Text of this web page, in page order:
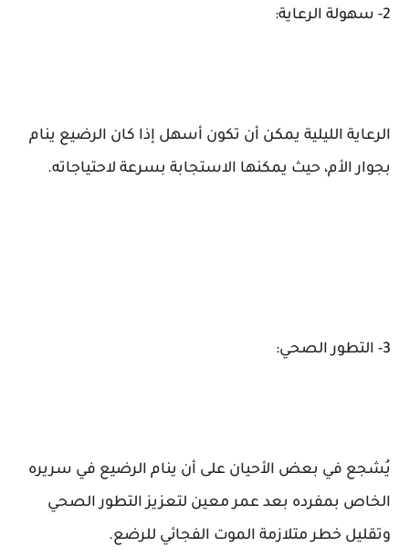
2- سهولة الرعاية:
الرعاية الليلية يمكن أن تكون أسهل إذا كان الرضيع ينام
بجوار الأم، حيث يمكنها الاستجابة بسرعة لاحتياجاته.
3- التطور الصحي:
يُشجع في بعض الأحيان على أن ينام الرضيع في سريره
الخاص بمفرده بعد عمر معين لتعزيز التطور الصحي
وتقليل خطر متلازمة الموت الفجائي للرضع.